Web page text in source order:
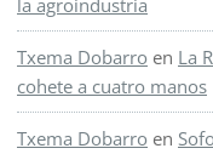
la agroindustria
Txema Dobarro en La
cohete a cuatro manos
Txema Dobarro en